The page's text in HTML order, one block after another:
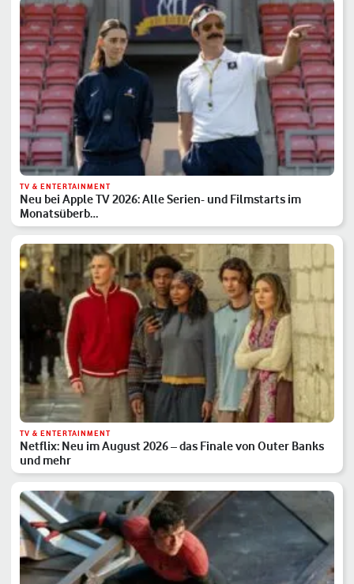
TV & ENTERTAINMENT
Neu bei Apple TV 2026: Alle Serien- und Filmstarts im
Monatsüberb…
TV & ENTERTAINMENT
Netflix: Neu im August 2026 – das Finale von Outer Banks
und mehr